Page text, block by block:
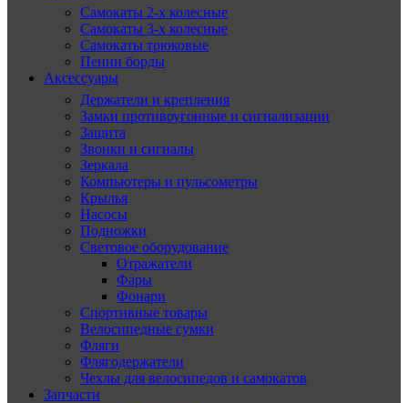
Самокаты 2-х колесные
Самокаты 3-х колесные
Самокаты трюковые
Пенни борды
Аксессуары
Держатели и крепления
Замки противоугонные и сигнализации
Защита
Звонки и сигналы
Зеркала
Компьютеры и пульсометры
Крылья
Насосы
Подножки
Световое оборудование
Отражатели
Фары
Фонари
Спортивные товары
Велосипедные сумки
Фляги
Флягодержатели
Чехлы для велосипедов и самокатов
Запчасти